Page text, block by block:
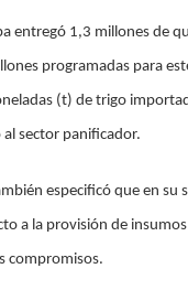
entregó 1,3 millones de
programadas para
(t) de trigo
sector panificador.
especificó que en su
a la provisión de insumos
compromisos.